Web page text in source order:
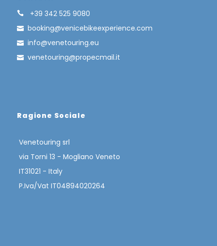
+39 342 525 9080
booking@venicebikeexperience.com
info@venetouring.eu
venetouring@propecmail.it
Ragione Sociale
Venetouring srl
via Torni 13 - Mogliano Veneto
IT31021 - Italy
P.Iva/Vat IT04894020264